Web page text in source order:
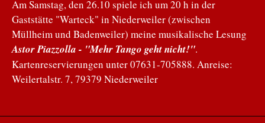
Am Samstag, den 26.10 spiele ich um 20 h in der
Gaststätte "Warteck" in Niederweiler (zwischen
Müllheim und Badenweiler) meine musikalische Lesung
Astor Piazzolla - "Mehr Tango geht nicht!".
Kartenreservierungen unter 07631-705888. Anreise:
Weilertalstr. 7, 79379 Niederweiler